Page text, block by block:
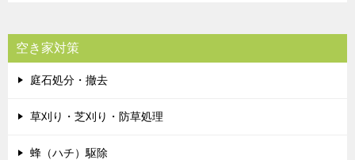
空き家対策
庭石処分・撤去
草刈り・芝刈り・防草処理
蜂（ハチ）駆除